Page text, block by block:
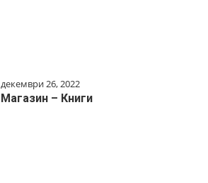
декември 26, 2022
Магазин – Книги